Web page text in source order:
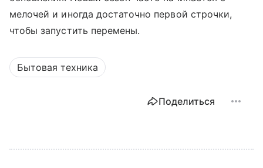
мелочей и иногда достаточно первой строчки,
чтобы запустить перемены.
Бытовая техника
Поделиться